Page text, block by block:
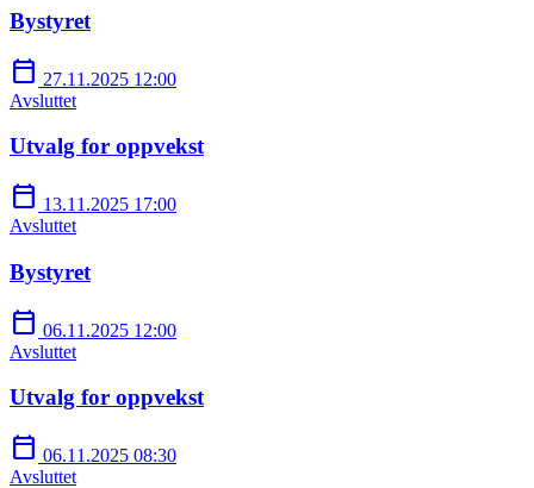
Bystyret
calendar_today 27.11.2025 12:00
Avsluttet
Utvalg for oppvekst
calendar_today 13.11.2025 17:00
Avsluttet
Bystyret
calendar_today 06.11.2025 12:00
Avsluttet
Utvalg for oppvekst
calendar_today 06.11.2025 08:30
Avsluttet